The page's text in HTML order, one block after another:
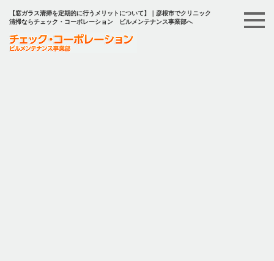
【窓ガラス清掃を定期的に行うメリットについて】｜彦根市でクリニック
清掃ならチェック・コーポレーション ビルメンテナンス事業部へ